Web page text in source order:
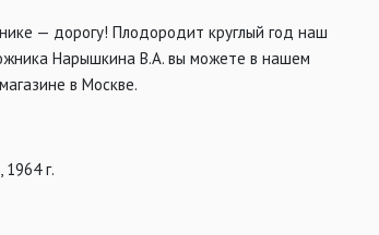
— дорогу! Плодородит круглый год наш
Нарышкина В.А. вы можете в нашем
в Москве.
г.